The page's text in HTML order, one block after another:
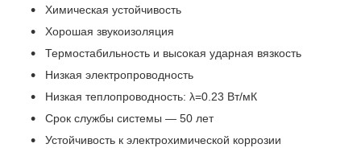
Химическая устойчивость
Хорошая звукоизоляция
Термостабильность и высокая ударная вязкость
Низкая электропроводность
Низкая теплопроводность: λ=0.23 Вт/мК
Срок службы системы ― 50 лет
Устойчивость к электрохимической коррозии